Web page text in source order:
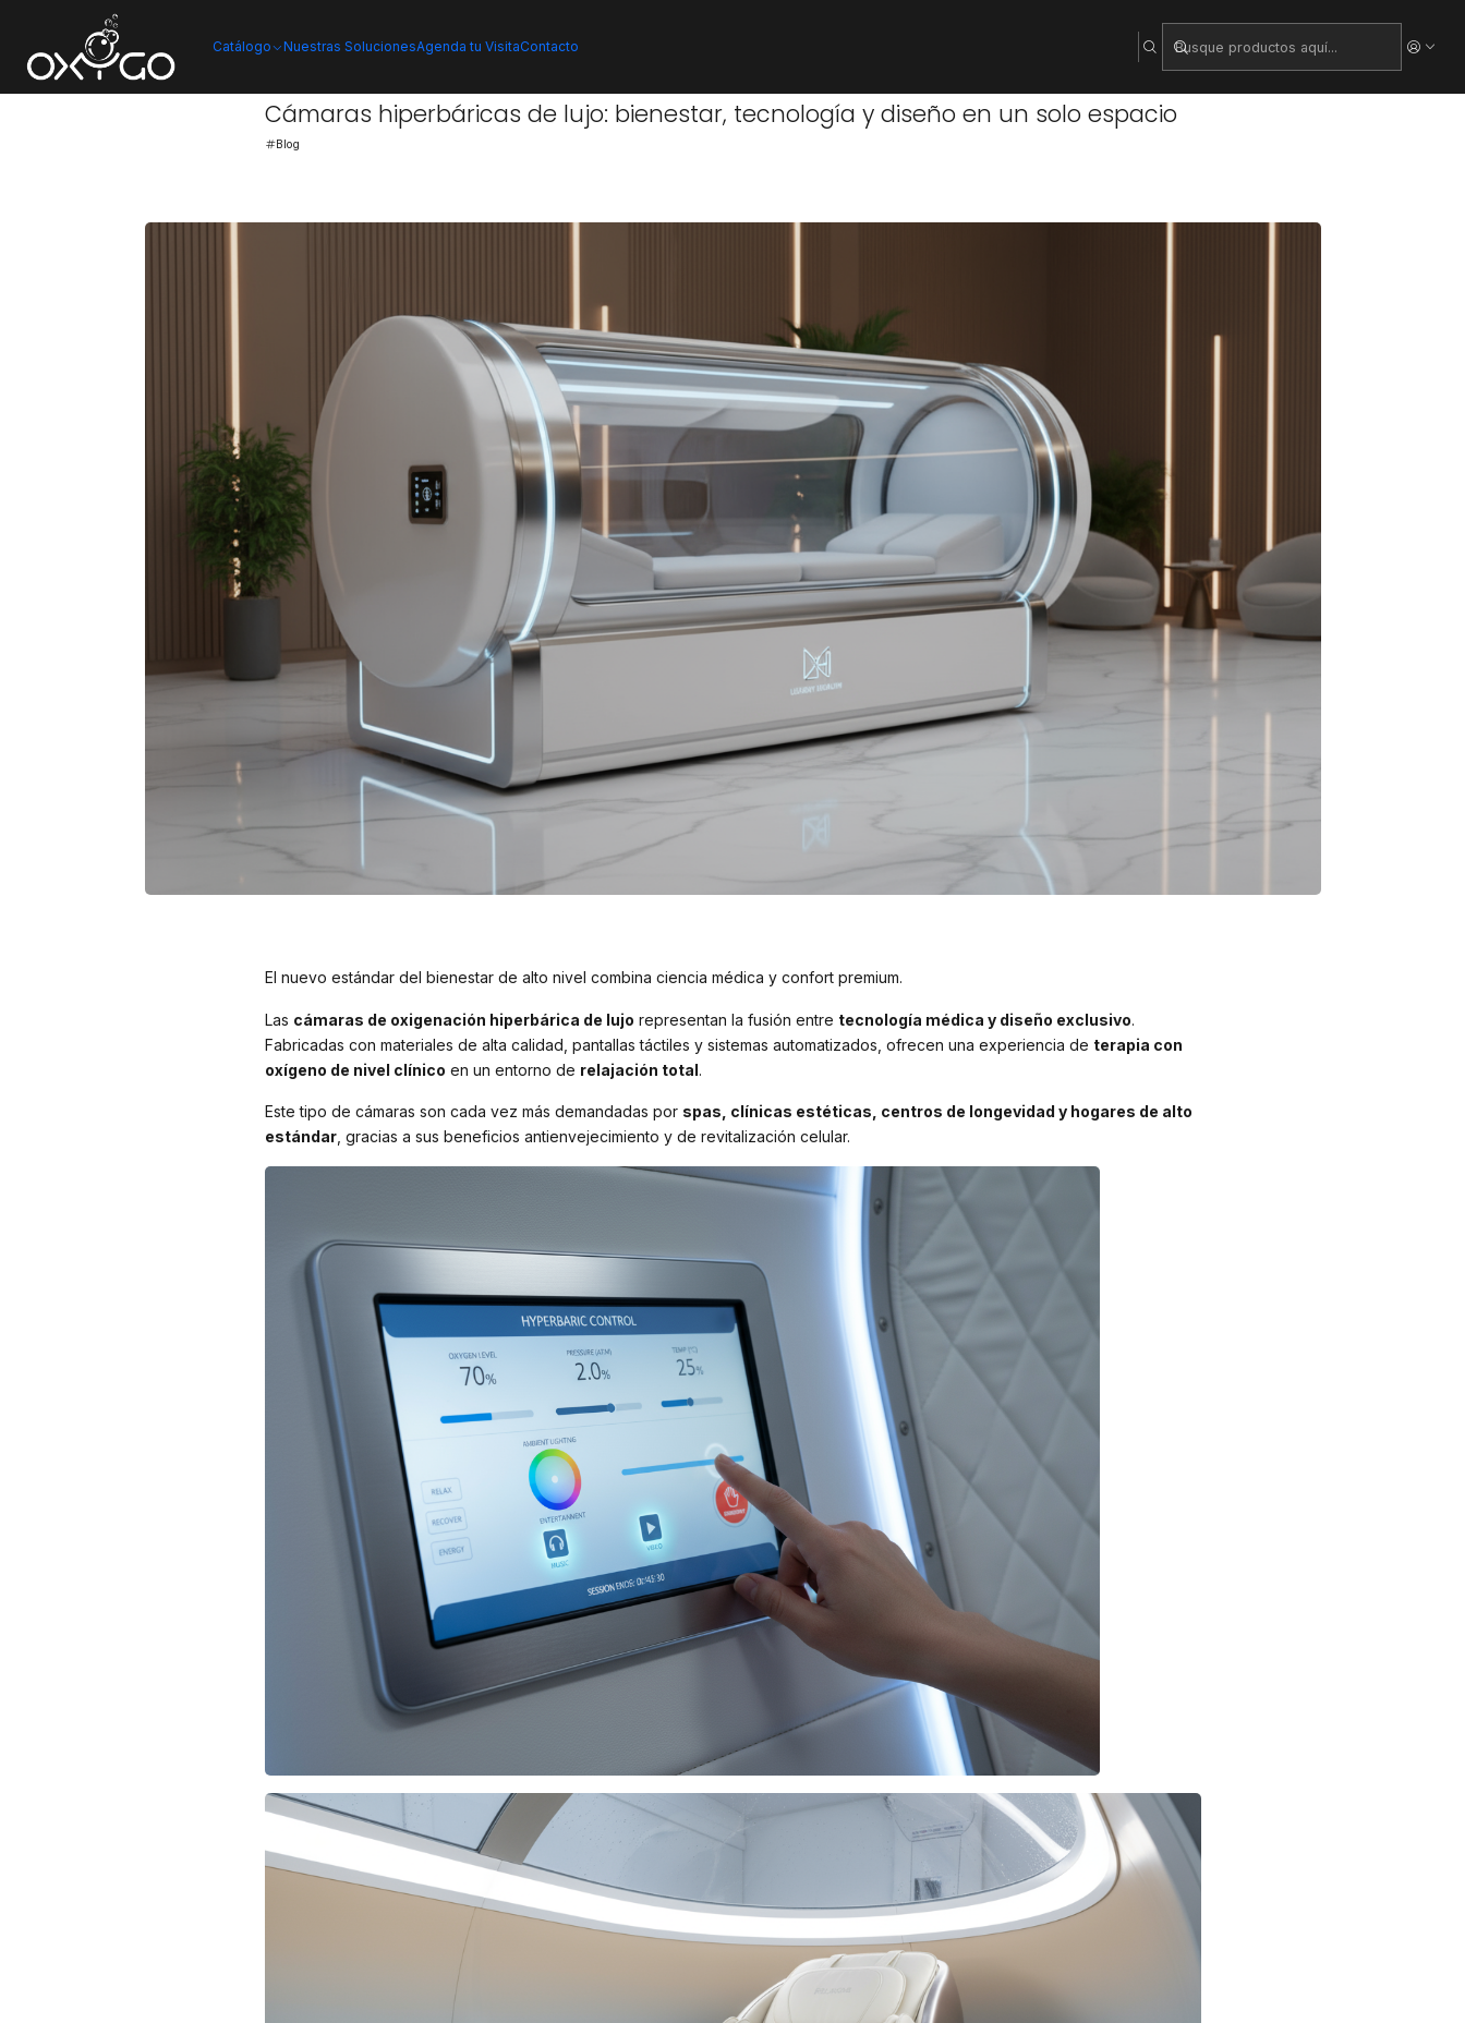
Catálogo Nuestras SolucionesAgenda tu VisitaContacto
Cámaras hiperbáricas de lujo: bienestar, tecnología y diseño en un solo espacio
Blog
El nuevo estándar del bienestar de alto nivel combina ciencia médica y confort premium.
Las cámaras de oxigenación hiperbárica de lujo representan la fusión entre tecnología médica y diseño exclusivo.
Fabricadas con materiales de alta calidad, pantallas táctiles y sistemas automatizados, ofrecen una experiencia de terapia con
oxígeno de nivel clínico en un entorno de relajación total.
Este tipo de cámaras son cada vez más demandadas por spas, clínicas estéticas, centros de longevidad y hogares de alto
estándar, gracias a sus beneficios antienvejecimiento y de revitalización celular.